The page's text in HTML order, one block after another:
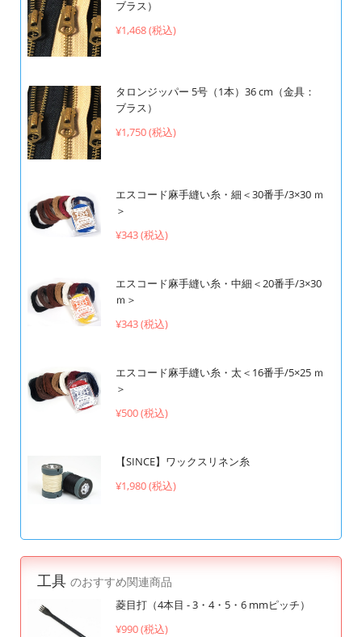
ブラス）
¥1,468 (税込)
タロンジッパー 5号（1本）36 cm（金具：
ブラス）
¥1,750 (税込)
エスコード麻手縫い糸・細＜30番手/3×30 ｍ
＞
¥343 (税込)
エスコード麻手縫い糸・中細＜20番手/3×30
ｍ＞
¥343 (税込)
エスコード麻手縫い糸・太＜16番手/5×25 ｍ
＞
¥500 (税込)
【SINCE】ワックスリネン糸
¥1,980 (税込)
工具 のおすすめ関連商品
菱目打（4本目 - 3・4・5・6 mmピッチ）
¥990 (税込)